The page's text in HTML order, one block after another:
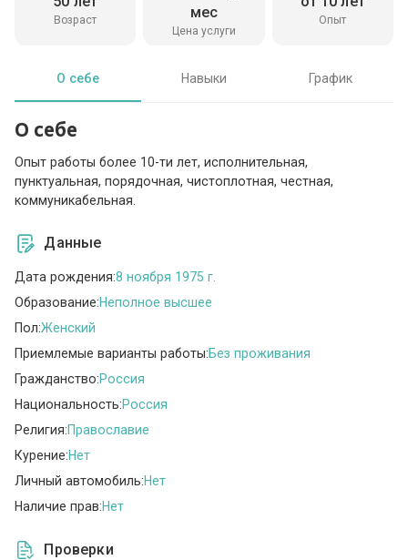
Возраст
Цена услуги
мес
Опыт
О себе Навыки График
О себе
Опыт работы более 10-ти лет, исполнительная,
пунктуальная, порядочная, чистоплотная, честная,
коммуникабельная.
Данные
Дата рождения:8 ноября 1975 г.
Образование:Неполное высшее
Пол:Женский
Приемлемые варианты работы:Без проживания
Гражданство:Россия
Национальность:Россия
Религия:Православие
Курение:Нет
Личный автомобиль:Нет
Наличие прав:Нет
Проверки